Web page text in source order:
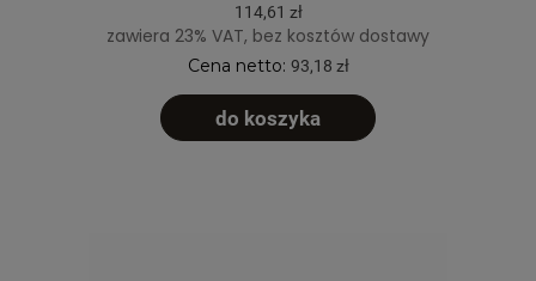
114,61 zł
zawiera 23% VAT, bez kosztów dostawy
Cena netto: 93,18 zł
do koszyka